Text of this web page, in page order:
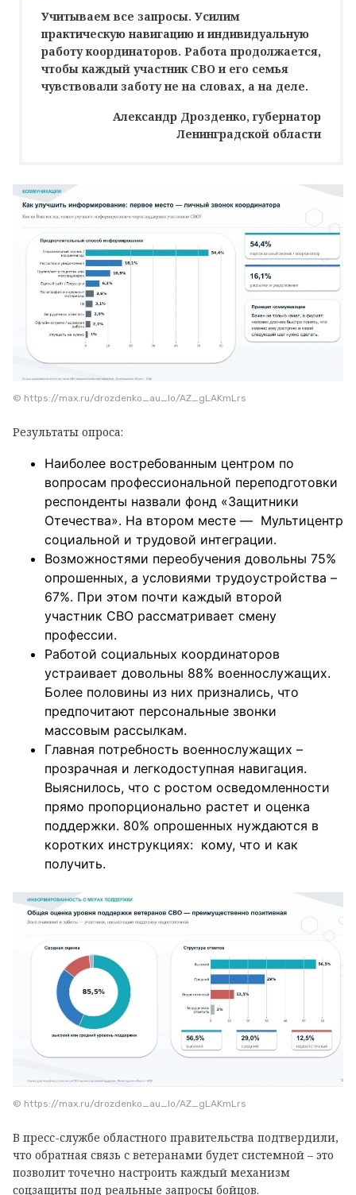
Учитываем все запросы. Усилим
практическую навигацию и индивидуальную
работу координаторов. Работа продолжается,
чтобы каждый участник СВО и его семья
чувствовали заботу не на словах, а на деле.
Александр Дрозденко, губернатор
Ленинградской области
© https://max.ru/drozdenko_au_lo/AZ_gLAKmLrs
Результаты опроса:
Наиболее востребованным центром по
вопросам профессиональной переподготовки
респонденты назвали фонд «Защитники
Отечества». На втором месте — Мультицентр
социальной и трудовой интеграции.
Возможностями переобучения довольны 75%
опрошенных, а условиями трудоустройства –
67%. При этом почти каждый второй
участник СВО рассматривает смену
профессии.
Работой социальных координаторов
устраивает довольны 88% военнослужащих.
Более половины из них признались, что
предпочитают персональные звонки
массовым рассылкам.
Главная потребность военнослужащих –
прозрачная и легкодоступная навигация.
Выяснилось, что с ростом осведомленности
прямо пропорционально растет и оценка
поддержки. 80% опрошенных нуждаются в
коротких инструкциях: кому, что и как
получить.
© https://max.ru/drozdenko_au_lo/AZ_gLAKmLrs
В пресс-службе областного правительства подтвердили,
что обратная связь с ветеранами будет системной – это
позволит точечно настроить каждый механизм
соцзащиты под реальные запросы бойцов.